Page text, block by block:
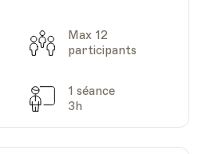
Capacité
Max 12
participants
Séances
1 séance
3h